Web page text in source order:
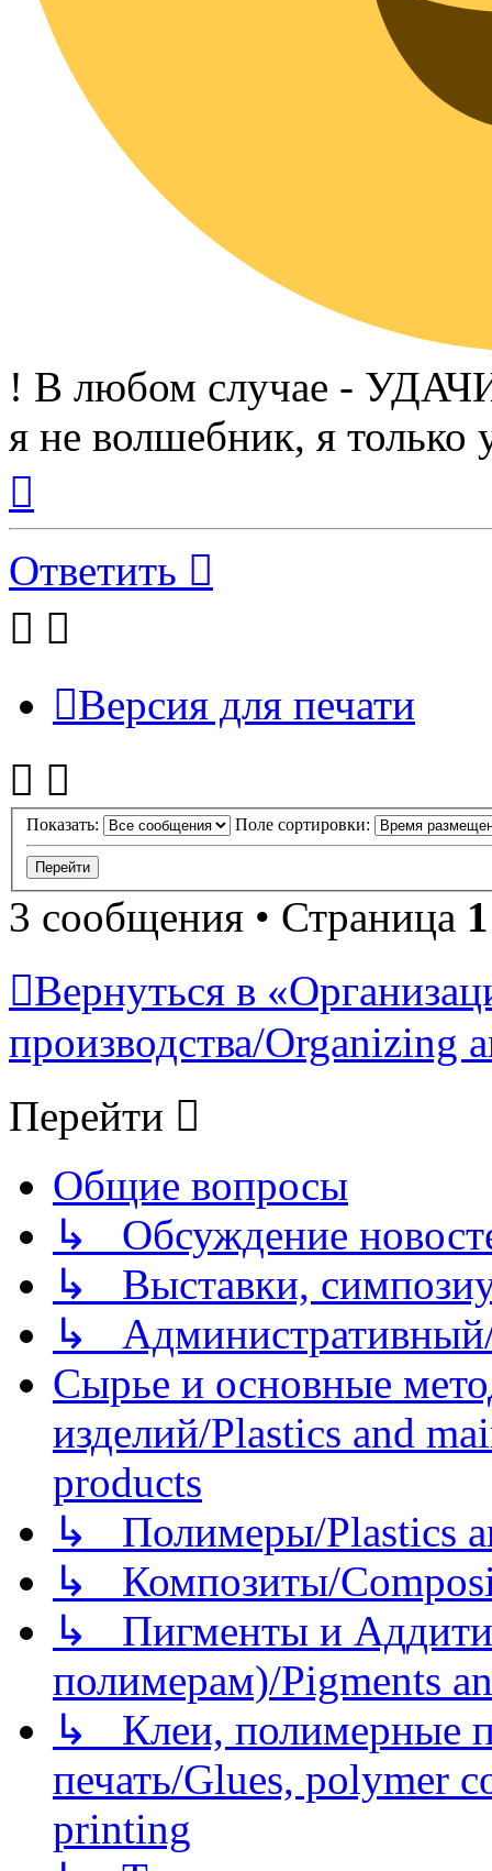
! В любом случае -
я не волшебник, я только
началу
Ответить
Версия для печати
Показать: Поле сортировки:
3 сообщения • Страница 1
Вернуться в
производства/Organizing
Перейти
Общие вопросы
↳ Обсуждение
↳ Выставки,
↳
Сырье и основные
изделий/Plastics and
products
↳ Полимеры/Plastics
↳ Композиты/
↳ Пигменты и
полимерам)/Pigments
↳ Клеи, полимерные
печать/Glues, polymer
printing